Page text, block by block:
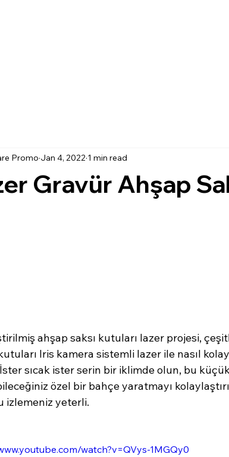
Gravür Ahşap
Promo Jan 4, 2022 1 min read
ahşap saksı kutuları lazer projesi,
Iris kamera sistemli lazer ile nasıl
sıcak ister serin bir iklimde olun, bu
özel bir bahçe yaratmayı
izlemeniz yeterli.
watch?v=QVys-1MGQy0